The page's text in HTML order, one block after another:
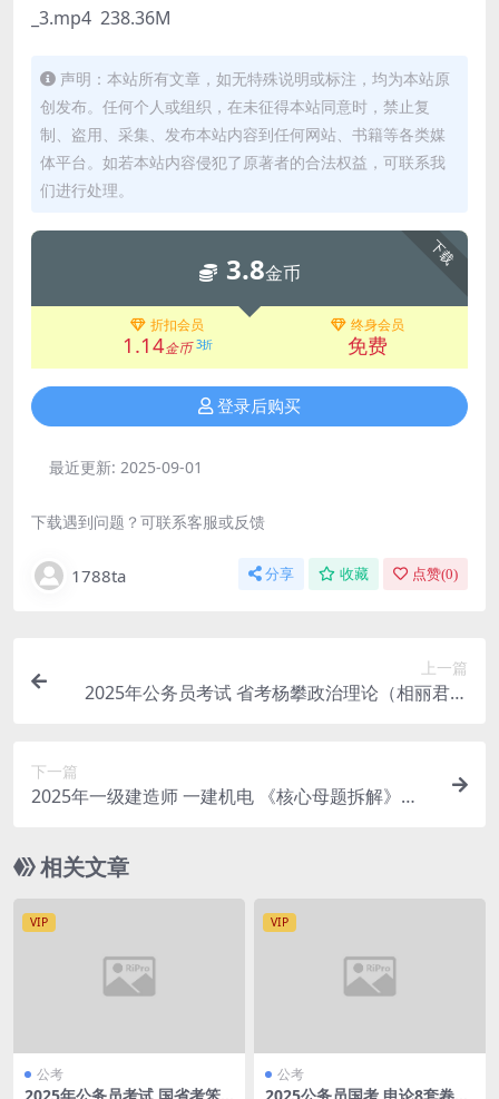
_3.mp4 238.36M
声明：本站所有文章，如无特殊说明或标注，均为本站原
创发布。任何个人或组织，在未征得本站同意时，禁止复
制、盗用、采集、发布本站内容到任何网站、书籍等各类媒
体平台。如若本站内容侵犯了原著者的合法权益，可联系我
们进行处理。
下载
3.8金币
折扣会员
1.14金币 3折
终身会员
免费
登录后购买
最近更新: 2025-09-01
下载遇到问题？可联系客服或反馈
1788ta 分享 收藏 点赞(0)
上一篇
2025年公务员考试 省考杨攀政治理论（相丽君团
下一篇
2025年一级建造师 一建机电 《核心母题拆解》
相关文章
VIP
公考
VIP
公考